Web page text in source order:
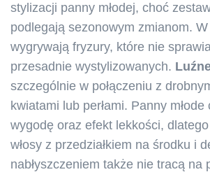
stylizacji panny młodej, choć
podlegają sezonowym zmianom.
wygrywają fryzury, które nie
przesadnie wystylizowanych.
szczególnie w połączeniu z
kwiatami lub perłami. Panny
wygodę oraz efekt lekkości,
włosy z przedziałkiem na środku i
nabłyszczeniem także nie tracą na